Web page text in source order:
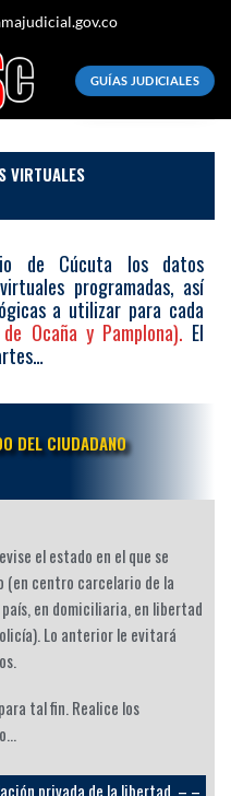
GUÍAS JUDICIALES
VIRTUALES
de Cúcuta los datos
programadas, así
a utilizar para cada
Ocaña y Pamplona). El
DEL CIUDADANO
el estado en el que se
centro carcelario de la
en domiciliaria, en libertad
Lo anterior le evitará
para tal fin. Realice los
privada de la libertad. – –